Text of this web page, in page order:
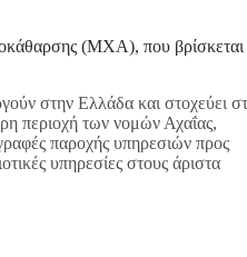
(ΜΧΑ), που βρίσκεται
στην Ελλάδα και στοχεύει
περιοχή των νομών Αχαΐας,
παροχής υπηρεσιών προς
υπηρεσίες στους άριστα